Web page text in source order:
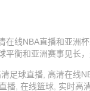
在线NBA直播和亚洲
衡和亚洲赛事见长
足球直播, 高清在线
播, 在线篮球, 实时高